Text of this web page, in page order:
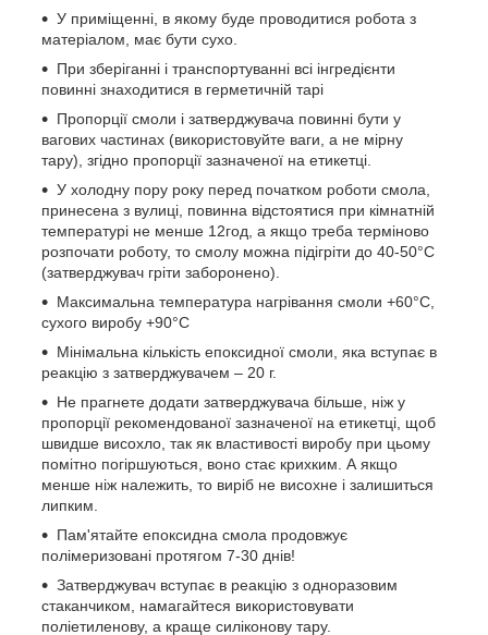
У приміщенні, в якому буде проводитися робота з
матеріалом, має бути сухо.
При зберіганні і транспортуванні всі інгредієнти
повинні знаходитися в герметичній тарі
Пропорції смоли і затверджувача повинні бути у
вагових частинах (використовуйте ваги, а не мірну
тару), згідно пропорції зазначеної на етикетці.
У холодну пору року перед початком роботи смола,
принесена з вулиці, повинна відстоятися при кімнатній
температурі не менше 12год, а якщо треба терміново
розпочати роботу, то смолу можна підігріти до 40-50°С
(затверджувач гріти заборонено).
Максимальна температура нагрівання смоли +60°С,
сухого виробу +90°С
Мінімальна кількість епоксидної смоли, яка вступає в
реакцію з затверджувачем – 20 г.
Не прагнете додати затверджувача більше, ніж у
пропорції рекомендованої зазначеної на етикетці, щоб
швидше висохло, так як властивості виробу при цьому
помітно погіршуються, воно стає крихким. А якщо
менше ніж належить, то виріб не висохне і залишиться
липким.
Пам'ятайте епоксидна смола продовжує
полімеризовані протягом 7-30 днів!
Затверджувач вступає в реакцію з одноразовим
стаканчиком, намагайтеся використовувати
поліетиленову, а краще силіконову тару.